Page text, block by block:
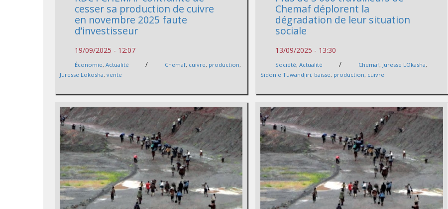
cesser sa production de cuivre
en novembre 2025 faute
d’investisseur
19/09/2025 - 12:07
Économie,Actualité / Chemaf, cuivre, production,
Juresse Lokosha,vente
Chemaf déplorent la
dégradation de leur situation
sociale
13/09/2025 - 13:30
Société,Actualité / Chemaf, Juresse LOkasha,
Sidonie Tuwandjiri, baisse, production, cuivre